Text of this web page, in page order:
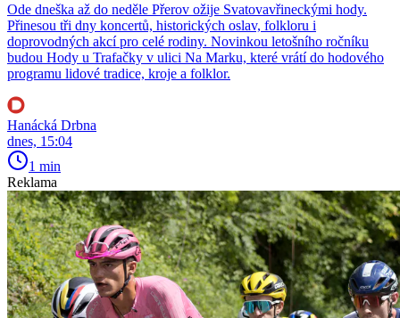
Ode dneška až do neděle Přerov ožije Svatovavřineckými hody.
Přinesou tři dny koncertů, historických oslav, folkloru i
doprovodných akcí pro celé rodiny. Novinkou letošního ročníku
budou Hody u Trafačky v ulici Na Marku, které vrátí do hodového
programu lidové tradice, kroje a folklor.
Hanácká Drbna
dnes, 15:04
1 min
Reklama